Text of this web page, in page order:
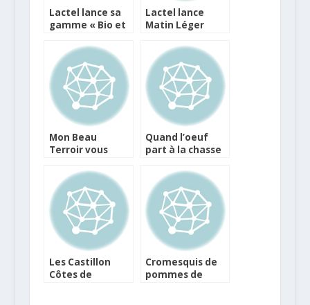
Lactel lance sa
gamme « Bio et
un contexte
tendu pour
Lactalis
Lactel lance
Matin Léger
Mon Beau
Terroir vous
fermes, éleveurs
et producteurs !
Quand l’oeuf
part à la chasse
Les Castillon
Côtes de
Cromesquis de
pommes de